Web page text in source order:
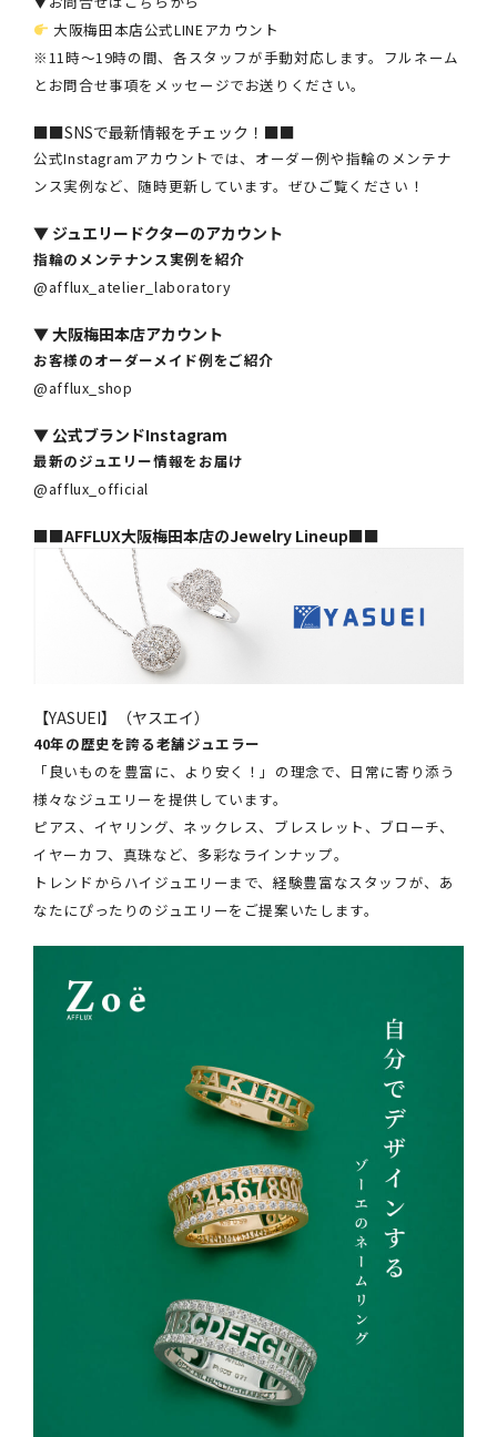
大阪梅田本店公式LINEアカウント
※11時～19時の間、各スタッフが手動対応します。フルネーム
とお問合せ事項をメッセージでお送りください。
■■SNSで最新情報をチェック！■■
公式Instagramアカウントでは、オーダー例や指輪のメンテナ
ンス実例など、随時更新しています。ぜひご覧ください！
▼ ジュエリードクターのアカウント
指輪のメンテナンス実例を紹介
@afflux_atelier_laboratory
▼大阪梅田本店アカウント
お客様のオーダーメイド例をご紹介
@afflux_shop
▼公式ブランドInstagram
最新のジュエリー情報をお届け
@afflux_official
■■AFFLUX大阪梅田本店のJewelry Lineup■■
【YASUEI】（ヤスエイ）
40年の歴史を誇る老舗ジュエラー
「良いものを豊富に、より安く！」の理念で、日常に寄り添う
様々なジュエリーを提供しています。
ピアス、イヤリング、ネックレス、ブレスレット、ブローチ、
イヤーカフ、真珠など、多彩なラインナップ。
トレンドからハイジュエリーまで、経験豊富なスタッフが、あ
なたにぴったりのジュエリーをご提案いたします。